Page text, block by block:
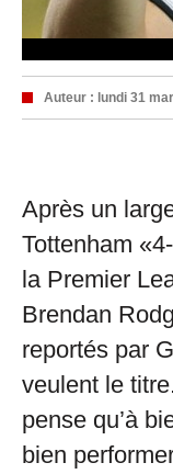
Auteur : lundi 31
Après un
Tottenham
la Premier
Brendan
reportés par
veulent le
pense qu’à
bien